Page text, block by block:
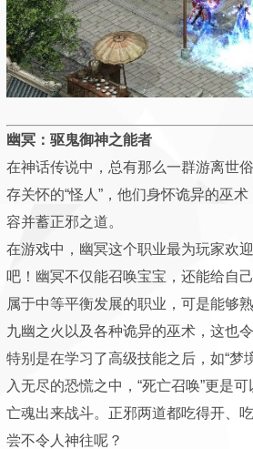
幽冥：驱鬼御神之能者
在神话传说中，总有那么一群游离世
存关怀的“怪人”，他们身怀诡异的巫
容并蓄正邪之道。
在游戏中，幽冥这个职业最为玩家欢
吧！幽冥不仅能召唤宝宝，还能给自
属于中等平衡发展的职业，可是能够
九幽之火以及各种诡异的巫术，这也
特别是在学习了高级技能之后，如“梦
入无尽的恐慌之中，“死亡召唤”更是
亡魂出来战斗。正邪两道都吃得开、
尝不令人神往呢？